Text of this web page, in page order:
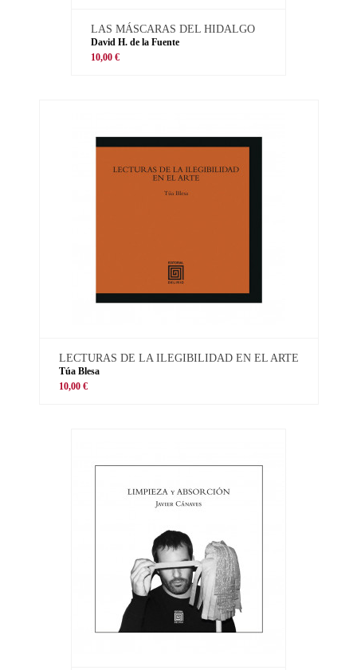
LAS MÁSCARAS DEL HIDALGO
David H. de la Fuente
10,00 €
LECTURAS DE LA ILEGIBILIDAD EN EL ARTE
Túa Blesa
10,00 €